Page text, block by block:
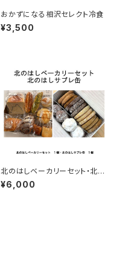
おかずになる相沢セレクト冷食
¥3,500
北のはしベーカリーセット・北の
はしサブレ缶
¥6,000